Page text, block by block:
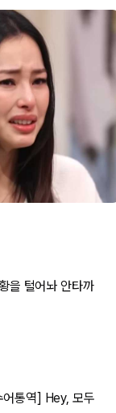
을 털어놔 안타까
통역] Hey, 모두